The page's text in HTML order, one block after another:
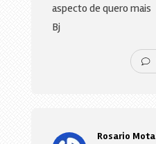
aspecto de quero mais
Bj
Rosario Mota